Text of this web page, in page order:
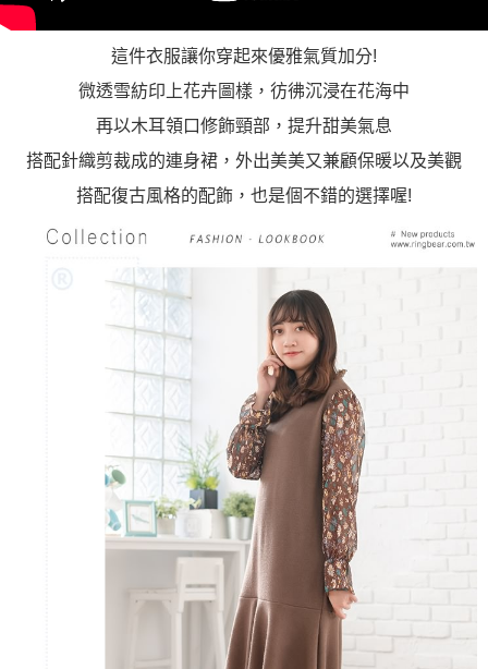
這件衣服讓你穿起來優雅氣質加分!
微透雪紡印上花卉圖樣，彷彿沉浸在花海中
再以木耳領口修飾頸部，提升甜美氣息
搭配針織剪裁成的連身裙，外出美美又兼顧保暖以及美觀
搭配復古風格的配飾，也是個不錯的選擇喔!